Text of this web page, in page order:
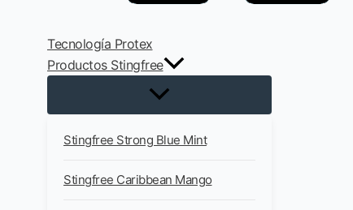
Tecnología Protex
Productos Stingfree
Stingfree Strong Blue Mint
Stingfree Caribbean Mango